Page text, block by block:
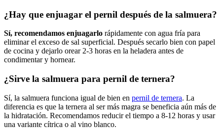
¿Hay que enjuagar el pernil después de la salmuera?
Sí, recomendamos enjuagarlo rápidamente con agua fría para
eliminar el exceso de sal superficial. Después secarlo bien con papel
de cocina y dejarlo orear 2-3 horas en la heladera antes de
condimentar y hornear.
¿Sirve la salmuera para pernil de ternera?
Sí, la salmuera funciona igual de bien en pernil de ternera. La
diferencia es que la ternera al ser más magra se beneficia aún más de
la hidratación. Recomendamos reducir el tiempo a 8-12 horas y usar
una variante cítrica o al vino blanco.